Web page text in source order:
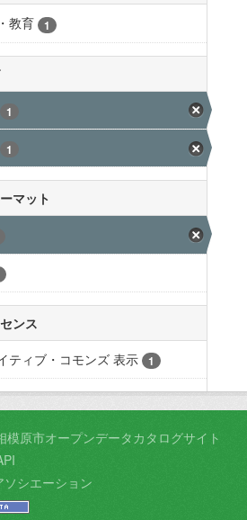
教育
1
1
1
マット
ンス
ティブ・コモンズ 表示
1
模原市オープンデータカタログサイト
ソシエーション